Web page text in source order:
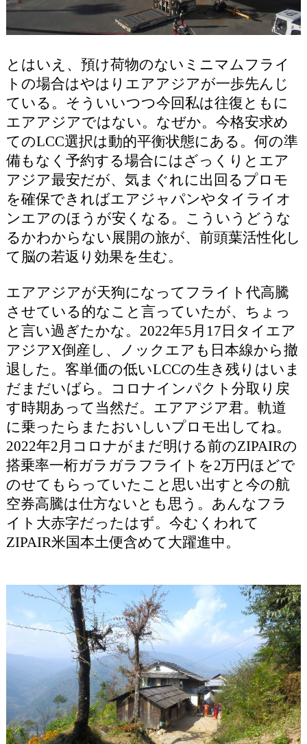
とはいえ、預け荷物のないミニマムフライ
トの場合はやはりエアアジアが一歩先んじ
ている。そういいつつ今回私は往復ともに
エアアジアではない。なぜか。今格安求め
てのLCC選択は動的平衡状態にある。何の準
備もなく予約する場合にはざっくりとエア
アジア最安だが、気まぐれに出回るプロモ
を確保できればエアジャパンやタイライオ
ンエアのほうが安くなる。こういうどうな
るかわからない展開の旅が、前頭葉活性化し
て脳の若返り効果を生む。
エアアジアが天狗になってフライト代高騰
させている的なこと言っていたが、ちょっ
と言い過ぎたかな。2022年5月17日タイエア
アジアX倒産し、ノックエアも日本線から撤
退した。客単価の低いLCCの生き残りはいま
だまだいばら。コロナインパクト分取り戻
す時期あって当然だ。エアアジア君。軌道
に乗ったらまたおいしいプロモ出してね。
2022年2月コロナがまだ明ける前のZIPAIRの
搭乗率一桁ガラガラフライトを2万円ほどで
のせてもらっていたこと思い出すと今の航
空券高騰は仕方ないとも思う。あんなフラ
イト大赤字だったはず。今むくわれて
ZIPAIR米国本土便含めて大躍進中。